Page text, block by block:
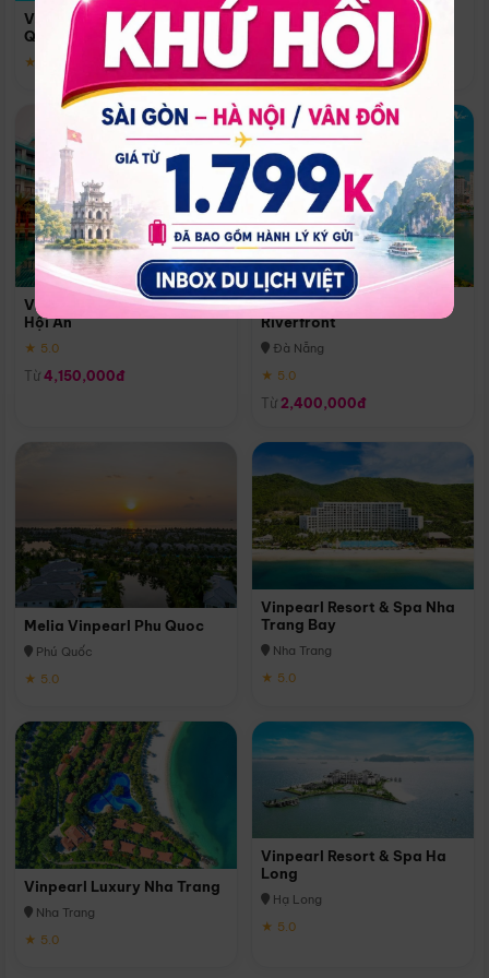
Vinpearl Resort & Spa Phu
Quoc
★ 5.0
Quoc
Phú Quốc
★ 5.0
Vinpearl Resort & Golf Nam
Hội An
★ 5.0
Từ 4,150,000đ
Melia Vinpearl Danang
Riverfront
Đà Nẵng
★ 5.0
Từ 2,400,000đ
Melia Vinpearl Phu Quoc
Phú Quốc
★ 5.0
Vinpearl Resort & Spa Nha
Trang Bay
Nha Trang
★ 5.0
Vinpearl Luxury Nha Trang
Nha Trang
★ 5.0
Vinpearl Resort & Spa Ha
Long
Hạ Long
★ 5.0